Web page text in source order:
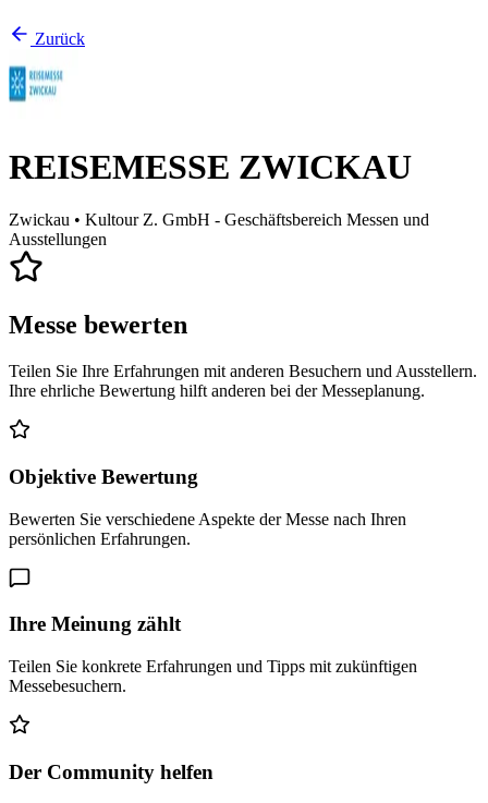
Zurück
REISEMESSE ZWICKAU
Zwickau • Kultour Z. GmbH - Geschäftsbereich Messen und
Ausstellungen
Messe bewerten
Teilen Sie Ihre Erfahrungen mit anderen Besuchern und Ausstellern.
Ihre ehrliche Bewertung hilft anderen bei der Messeplanung.
Objektive Bewertung
Bewerten Sie verschiedene Aspekte der Messe nach Ihren
persönlichen Erfahrungen.
Ihre Meinung zählt
Teilen Sie konkrete Erfahrungen und Tipps mit zukünftigen
Messebesuchern.
Der Community helfen